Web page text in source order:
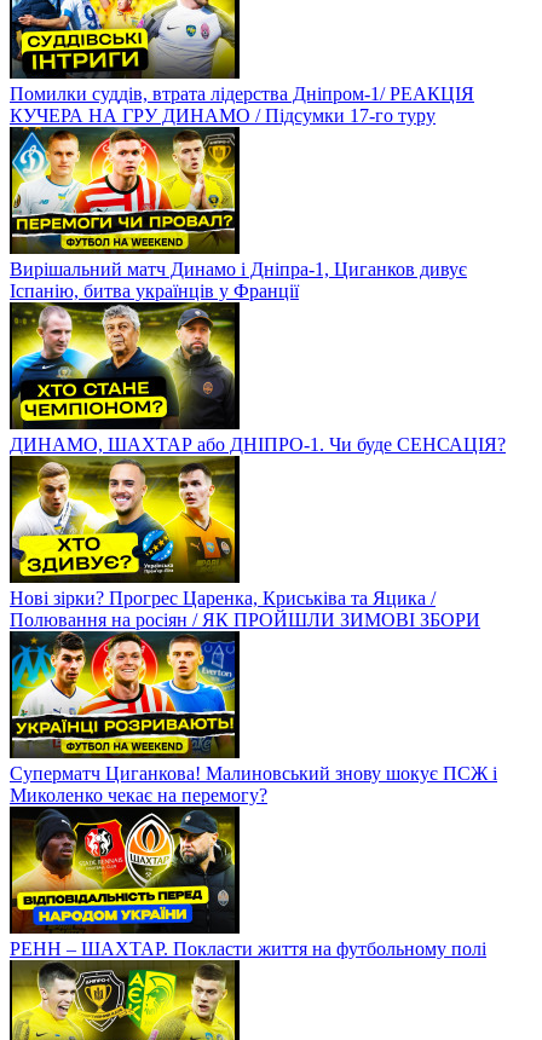
Помилки суддів, втрата лідерства Дніпром-1/ РЕАКЦІЯ
КУЧЕРА НА ГРУ ДИНАМО / Підсумки 17-го туру
Вирішальний матч Динамо і Дніпра-1, Циганков дивує
Іспанію, битва українців у Франції
ДИНАМО, ШАХТАР або ДНІПРО-1. Чи буде СЕНСАЦІЯ?
Нові зірки? Прогрес Царенка, Криськіва та Яцика /
Полювання на росіян / ЯК ПРОЙШЛИ ЗИМОВІ ЗБОРИ
Суперматч Циганкова! Малиновський знову шокує ПСЖ і
Миколенко чекає на перемогу?
РЕНН – ШАХТАР. Покласти життя на футбольному полі